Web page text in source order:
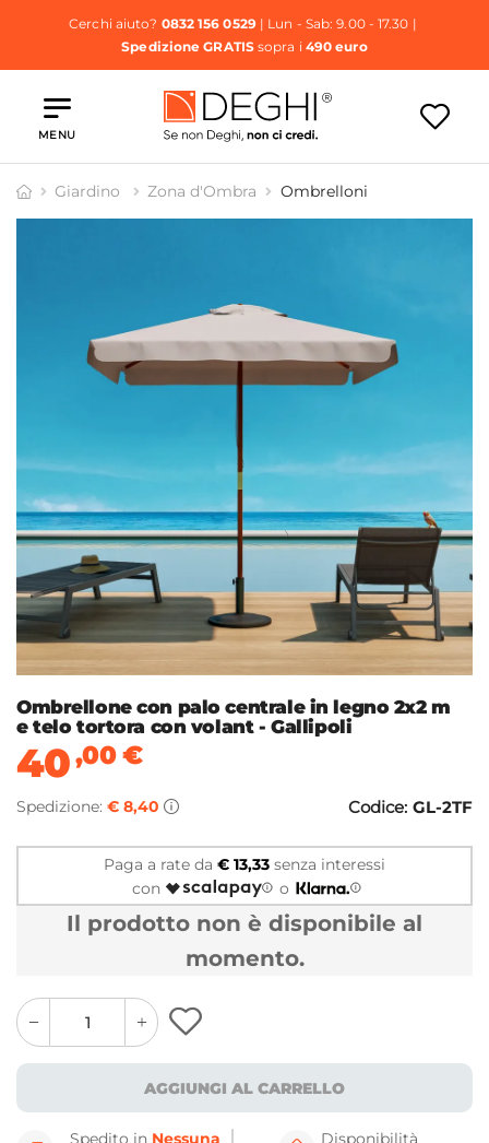
Cerchi aiuto? 0832 156 0529| Lun - Sab: 9.00 - 17.30 |
Spedizione GRATISsopra i 490 euro
MENU
Giardino Zona d'Ombra Ombrelloni
Ombrellone con palo centrale in legno 2x2 m
e telo tortora con volant - Gallipoli
40,00€
Spedizione: € 8,40 Codice: GL-2TF
Paga a rate da € 13,33 senza interessi
con
o
Il prodotto non è disponibile al
momento.
quantity
button
quantity
minus
button
AGGIUNGI AL CARRELLO
Spedito in Nessuna
Disponibilità